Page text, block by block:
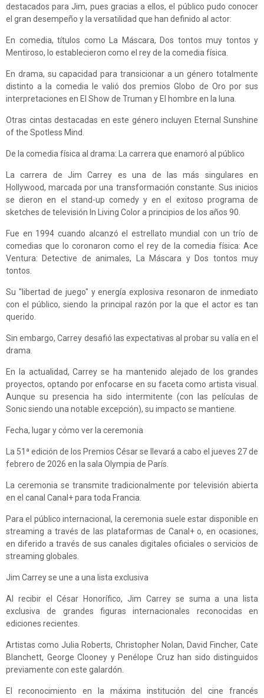
destacados para Jim, pues gracias a ellos, el público pudo conocer
el gran desempeño y la versatilidad que han definido al actor:
En comedia, títulos como La Máscara, Dos tontos muy tontos y
Mentiroso, lo establecieron como el rey de la comedia física.
En drama, su capacidad para transicionar a un género totalmente
distinto a la comedia le valió dos premios Globo de Oro por sus
interpretaciones en El Show de Truman y El hombre en la luna.
Otras cintas destacadas en este género incluyen Eternal Sunshine
of the Spotless Mind.
De la comedia física al drama: La carrera que enamoró al público
La carrera de Jim Carrey es una de las más singulares en
Hollywood, marcada por una transformación constante. Sus inicios
se dieron en el stand-up comedy y en el exitoso programa de
sketches de televisión In Living Color a principios de los años 90.
Fue en 1994 cuando alcanzó el estrellato mundial con un trío de
comedias que lo coronaron como el rey de la comedia física: Ace
Ventura: Detective de animales, La Máscara y Dos tontos muy
tontos.
Su "libertad de juego" y energía explosiva resonaron de inmediato
con el público, siendo la principal razón por la que el actor es tan
querido.
Sin embargo, Carrey desafió las expectativas al probar su valía en el
drama.
En la actualidad, Carrey se ha mantenido alejado de los grandes
proyectos, optando por enfocarse en su faceta como artista visual.
Aunque su presencia ha sido intermitente (con las películas de
Sonic siendo una notable excepción), su impacto se mantiene.
Fecha, lugar y cómo ver la ceremonia
La 51ª edición de los Premios César se llevará a cabo el jueves 27 de
febrero de 2026 en la sala Olympia de París.
La ceremonia se transmite tradicionalmente por televisión abierta
en el canal Canal+ para toda Francia.
Para el público internacional, la ceremonia suele estar disponible en
streaming a través de las plataformas de Canal+ o, en ocasiones,
en diferido a través de sus canales digitales oficiales o servicios de
streaming globales.
Jim Carrey se une a una lista exclusiva
Al recibir el César Honorífico, Jim Carrey se suma a una lista
exclusiva de grandes figuras internacionales reconocidas en
ediciones recientes.
Artistas como Julia Roberts, Christopher Nolan, David Fincher, Cate
Blanchett, George Clooney y Penélope Cruz han sido distinguidos
previamente con este galardón.
El reconocimiento en la máxima institución del cine francés